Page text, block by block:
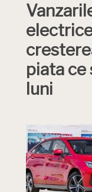
piata ce
luni